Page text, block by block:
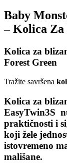
Baby
– Kolica Za
Kolica za
Forest Green
Tražite savršena
Kolica za
EasyTwin3S
praktičnosti i
koji žele
istovremeno
mališane.